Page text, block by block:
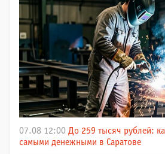
07.08 12:00 До 259 тысяч рублей:
самыми денежными в Саратове